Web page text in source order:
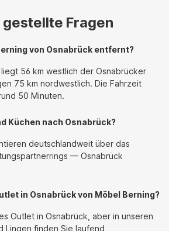
gestellte Fragen
von Osnabrück entfernt?
liegt 56 km westlich der Osnabrücker
75 km nordwestlich. Die Fahrzeit
50 Minuten.
Küchen nach Osnabrück?
deutschlandweit über das
— Osnabrück
in Osnabrück von Möbel Berning?
Outlet in Osnabrück, aber in unseren
Lingen finden Sie laufend